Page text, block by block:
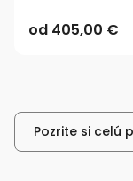
od 405,00 €
Pozrite si celú